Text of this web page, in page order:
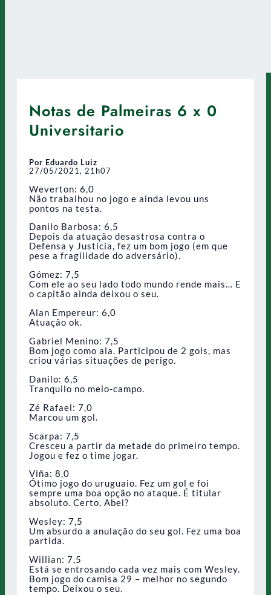
Notas de Palmeiras 6 x 0
Universitario
Por Eduardo Luiz
27/05/2021, 21h07
Weverton: 6,0
Não trabalhou no jogo e ainda levou uns
pontos na testa.
Danilo Barbosa: 6,5
Depois da atuação desastrosa contra o
Defensa y Justicia, fez um bom jogo (em que
pese a fragilidade do adversário).
Gómez: 7,5
Com ele ao seu lado todo mundo rende mais… E
o capitão ainda deixou o seu.
Alan Empereur: 6,0
Atuação ok.
Gabriel Menino: 7,5
Bom jogo como ala. Participou de 2 gols, mas
criou várias situações de perigo.
Danilo: 6,5
Tranquilo no meio-campo.
Zé Rafael: 7,0
Marcou um gol.
Scarpa: 7,5
Cresceu a partir da metade do primeiro tempo.
Jogou e fez o time jogar.
Viña: 8,0
Ótimo jogo do uruguaio. Fez um gol e foi
sempre uma boa opção no ataque. É titular
absoluto. Certo, Abel?
Wesley: 7,5
Um absurdo a anulação do seu gol. Fez uma boa
partida.
Willian: 7,5
Está se entrosando cada vez mais com Wesley.
Bom jogo do camisa 29 – melhor no segundo
tempo. Deixou o seu.